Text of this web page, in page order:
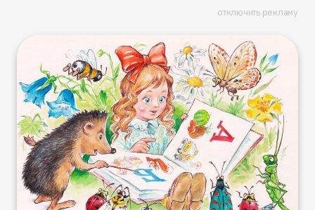
отключить рекламу